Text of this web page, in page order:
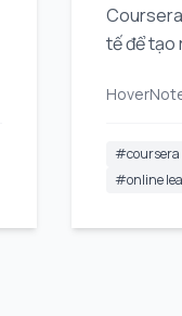
tế để tạo
ghi nhớ
#coursera
#online